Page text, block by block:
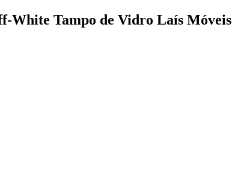
White Tampo de Vidro Laís Móveis